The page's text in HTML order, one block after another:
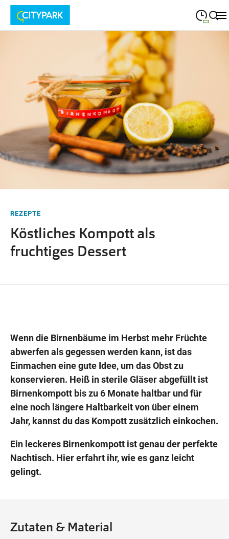
Suche schließen
Dienstag
Mittwoch
MITTWOCH
Donnerstag
DONNERSTAG 09:00—19:30
FREITAG 09:00—19:30
09:00—
Wegbeschreibung
REZEPTE
Köstliches Kompott als
fruchtiges Dessert
Wenn die Birnenbäume im Herbst mehr Früchte
abwerfen als gegessen werden kann, ist das
Einmachen eine gute Idee, um das Obst zu
konservieren. Heiß in sterile Gläser abgefüllt ist
Birnenkompott bis zu 6 Monate haltbar und für
eine noch längere Haltbarkeit von über einem
Jahr, kannst du das Kompott zusätzlich einkochen.
Ein leckeres Birnenkompott ist genau der perfekte
Nachtisch. Hier erfahrt ihr, wie es ganz leicht
gelingt.
Zutaten & Material